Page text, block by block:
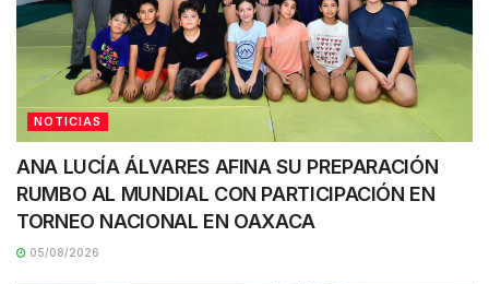
NOTICIAS
ANA LUCÍA ÁLVARES AFINA SU PREPARACIÓN
RUMBO AL MUNDIAL CON PARTICIPACIÓN EN
TORNEO NACIONAL EN OAXACA
05/08/2026